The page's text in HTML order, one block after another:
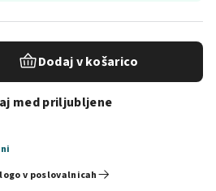
Dodaj v košarico
med priljubljene
v poslovalnicah